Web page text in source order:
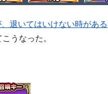
退いてはいけない時がある
うなった。